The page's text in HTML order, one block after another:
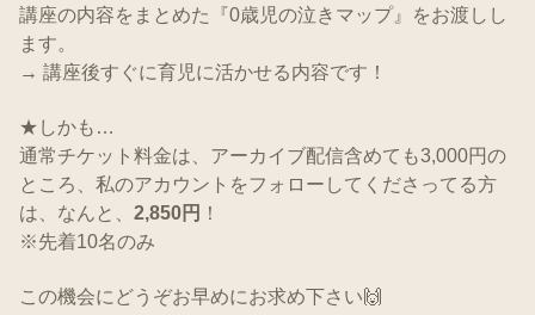
講座の内容をまとめた『0歳児の泣きマップ』をお渡しし
ます。
→ 講座後すぐに育児に活かせる内容です！
★しかも…
通常チケット料金は、アーカイブ配信含めても3,000円の
ところ、私のアカウントをフォローしてくださってる方
は、なんと、 2,850円 ！
※先着10名のみ
この機会にどうぞお早めにお求め下さい🙌